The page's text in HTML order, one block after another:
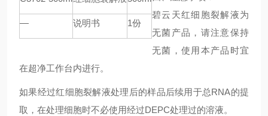
— 说明书 1份
碧云天红细胞裂解液为
无菌产品，请注意保持
无菌，使用本产品时宜
在超净工作台内进行。
如果经过红细胞裂解液处理后的样品后续用于总RNA的提
取，在处理细胞时不必使用经过DEPC处理过的溶液。